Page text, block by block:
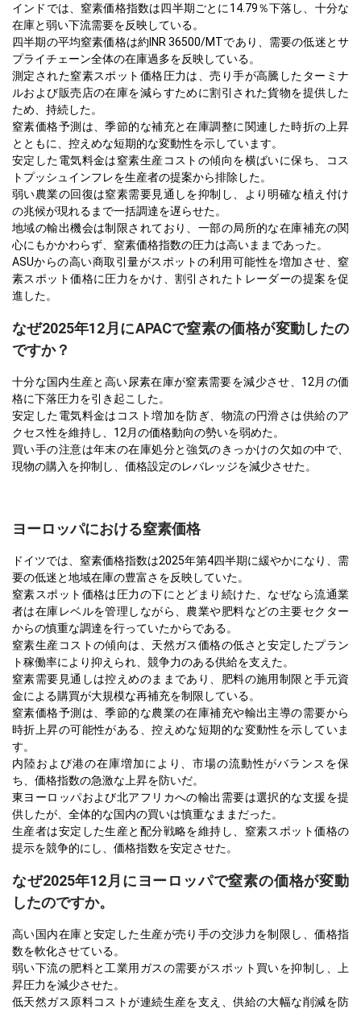
インドでは、窒素価格指数は四半期ごとに14.79％下落し、十分な
在庫と弱い下流需要を反映している。
四半期の平均窒素価格は約INR 36500/MTであり、需要の低迷とサ
プライチェーン全体の在庫過多を反映している。
測定された窒素スポット価格圧力は、売り手が高騰したターミナ
ルおよび販売店の在庫を減らすために割引された貨物を提供した
ため、持続した。
窒素価格予測は、季節的な補充と在庫調整に関連した時折の上昇
とともに、控えめな短期的な変動性を示しています。
安定した電気料金は窒素生産コストの傾向を横ばいに保ち、コス
トプッシュインフレを生産者の提案から排除した。
弱い農業の回復は窒素需要見通しを抑制し、より明確な植え付け
の兆候が現れるまで一括調達を遅らせた。
地域の輸出機会は制限されており、一部の局所的な在庫補充の関
心にもかかわらず、窒素価格指数の圧力は高いままであった。
ASUからの高い商取引量がスポットの利用可能性を増加させ、窒
素スポット価格に圧力をかけ、割引されたトレーダーの提案を促
進した。
なぜ2025年12月にAPACで窒素の価格が変動したの
ですか？
十分な国内生産と高い尿素在庫が窒素需要を減少させ、12月の価
格に下落圧力を引き起こした。
安定した電気料金はコスト増加を防ぎ、物流の円滑さは供給のア
クセス性を維持し、12月の価格動向の勢いを弱めた。
買い手の注意は年末の在庫処分と強気のきっかけの欠如の中で、
現物の購入を抑制し、価格設定のレバレッジを減少させた。
ヨーロッパにおける窒素価格
ドイツでは、窒素価格指数は2025年第4四半期に緩やかになり、需
要の低迷と地域在庫の豊富さを反映していた。
窒素スポット価格は圧力の下にとどまり続けた、なぜなら流通業
者は在庫レベルを管理しながら、農業や肥料などの主要セクター
からの慎重な調達を行っていたからである。
窒素生産コストの傾向は、天然ガス価格の低さと安定したプラン
ト稼働率により抑えられ、競争力のある供給を支えた。
窒素需要見通しは控えめのままであり、肥料の施用制限と手元資
金による購買が大規模な再補充を制限している。
窒素価格予測は、季節的な農業の在庫補充や輸出主導の需要から
時折上昇の可能性がある、控えめな短期的な変動性を示していま
す。
内陸および港の在庫増加により、市場の流動性がバランスを保
ち、価格指数の急激な上昇を防いだ。
東ヨーロッパおよび北アフリカへの輸出需要は選択的な支援を提
供したが、全体的な国内の買いは慎重なままだった。
生産者は安定した生産と配分戦略を維持し、窒素スポット価格の
提示を競争的にし、価格指数を安定させた。
なぜ2025年12月にヨーロッパで窒素の価格が変動
したのですか。
高い国内在庫と安定した生産が売り手の交渉力を制限し、価格指
数を軟化させている。
弱い下流の肥料と工業用ガスの需要がスポット買いを抑制し、上
昇圧力を減少させた。
低天然ガス原料コストが連続生産を支え、供給の大幅な削減を防